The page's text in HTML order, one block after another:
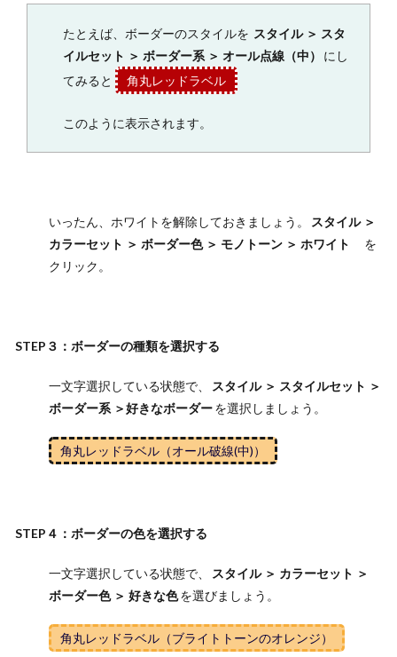
たとえば、ボーダーのスタイルを スタイル ＞ スタ
イルセット ＞ ボーダー系 ＞ オール点線（中）
にし
てみると
角丸レッドラベル
このように表示されます。
いったん、ホワイトを解除しておきましょう。
スタイル ＞
カラーセット ＞ ボーダー色 ＞ モノトーン ＞ ホワイト
を
クリック。
STEP３：ボーダーの種類を選択する
一文字選択している状態で、
スタイル ＞ スタイルセット ＞
ボーダー系 ＞好きなボーダーを選択しましょう。
角丸レッドラベル（オール破線(中)）
STEP４：ボーダーの色を選択する
一文字選択している状態で、
スタイル ＞ カラーセット ＞
ボーダー色 ＞ 好きな色を選びましょう。
角丸レッドラベル（ブライトトーンのオレンジ）